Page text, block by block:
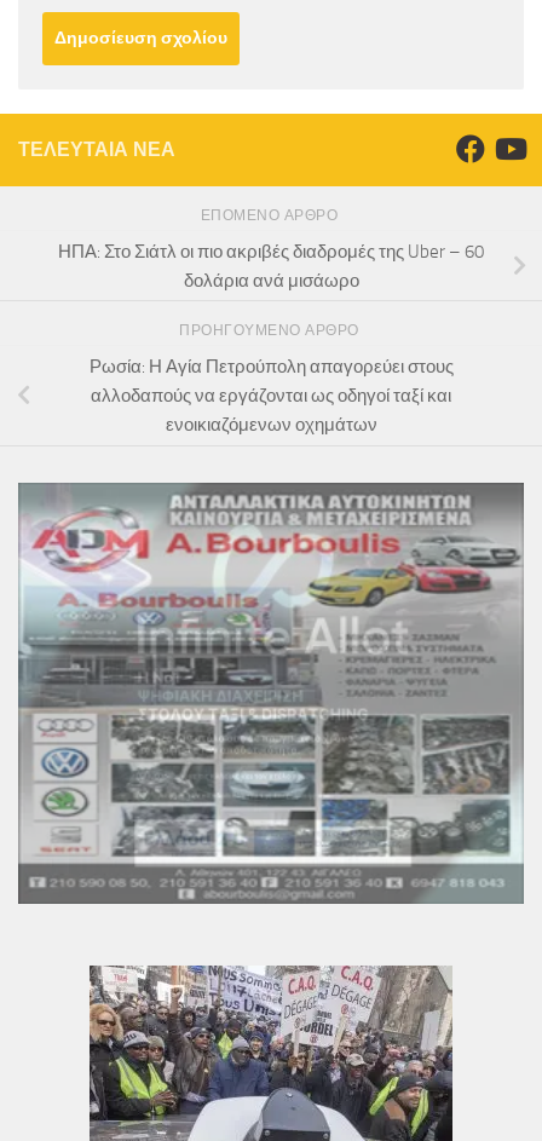
ΤΕΛΕΥΤΑΙΑ ΝΕΑ
ΕΠΌΜΕΝΟ ΆΡΘΡΟ
ΗΠΑ: Στο Σιάτλ οι πιο ακριβές διαδρομές της Uber – 60
δολάρια ανά μισάωρο
ΠΡΟΗΓΟΎΜΕΝΟ ΆΡΘΡΟ
Ρωσία: Η Αγία Πετρούπολη απαγορεύει στους
αλλοδαπούς να εργάζονται ως οδηγοί ταξί και
ενοικιαζόμενων οχημάτων